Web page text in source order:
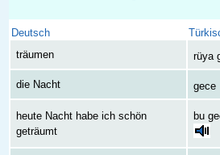
Deutsch
träumen
rüya
die Nacht gece
heute Nacht habe ich schön
geträumt
bu